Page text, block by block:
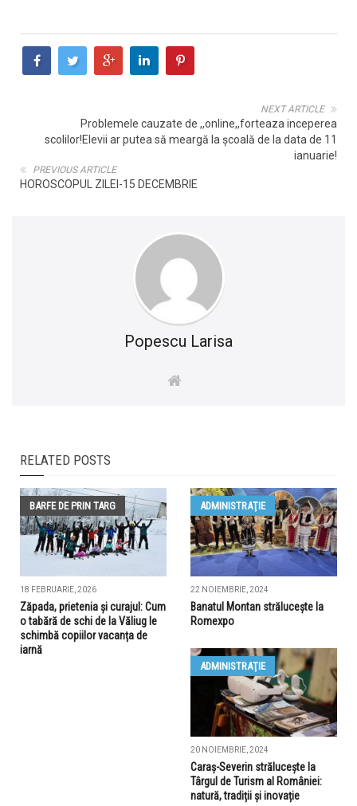
NEXT ARTICLE
Problemele cauzate de ,,online,,forteaza inceperea
scolilor!Elevii ar putea să meargă la școală de la data de 11
ianuarie!
PREVIOUS ARTICLE
HOROSCOPUL ZILEI-15 DECEMBRIE
Popescu Larisa
RELATED POSTS
BARFE DE PRIN TARG
18 FEBRUARIE, 2026
Zăpada, prietenia și curajul: Cum
o tabără de schi de la Văliug le
schimbă copiilor vacanța de
iarnă
ADMINISTRAŢIE
22 NOIEMBRIE, 2024
Banatul Montan strălucește la
Romexpo
ADMINISTRAŢIE
20 NOIEMBRIE, 2024
Caraș-Severin strălucește la
Târgul de Turism al României:
natură, tradiții și inovație